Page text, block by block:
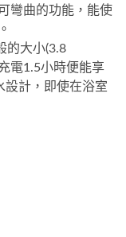
彎曲的功能，能使
的大小(3.8
電1.5小時便能享
設計，即使在浴室